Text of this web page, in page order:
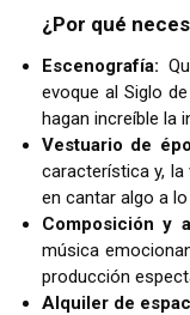
¿Por qué
Escenografía:
evoque al Siglo
hagan increíble la
Vestuario de
característica y,
en cantar algo a
Composición y
música
producción
Alquiler de